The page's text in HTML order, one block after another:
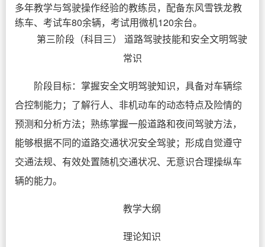
多年教学与驾驶操作经验的教练员，配备东风雪铁龙教
练车、考试车80余辆，考试用微机120余台。
第三阶段（科目三） 道路驾驶技能和安全文明驾驶
常识
阶段目标：掌握安全文明驾驶知识，具备对车辆综
合控制能力；了解行人、非机动车的动态特点及险情的
预测和分析方法；熟练掌握一般道路和夜间驾驶方法，
能够根据不同的道路交通状况安全驾驶；形成自觉遵守
交通法规、有效处置随机交通状况、无意识合理操纵车
辆的能力。
教学大纲
理论知识